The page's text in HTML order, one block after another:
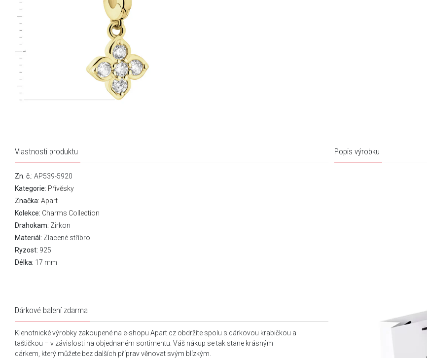
Vlastnosti produktu
Zn. č. : AP539-5920
Kategorie: Přívěsky
Značka: Apart
Kolekce: Charms Collection
Drahokam: Zirkon
Materiál: Zlacené stříbro
Ryzost: 925
Délka: 17 mm
Popis výrobku
Dárkové balení zdarma
Klenotnické výrobky zakoupené na e-shopu Apart.cz obdržíte spolu s dárkovou krabičkou a
taštičkou – v závislosti na objednaném sortimentu. Váš nákup se tak stane krásným
dárkem, který můžete bez dalších příprav věnovat svým blízkým.